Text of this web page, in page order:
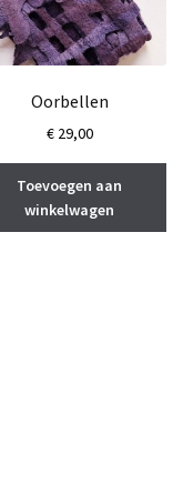
Oorbellen
€29,00
Toevoegen aan
winkelwagen